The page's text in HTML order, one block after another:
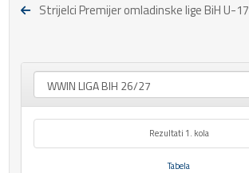
Strijelci Premijer omladinske lige BiH U-17
Rezultati 1. kola
Tabela